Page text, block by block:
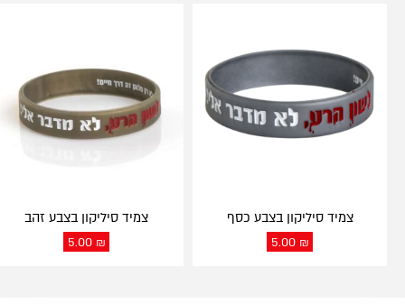
צמיד סיליקון בצבע כסף
5.00 ₪
צמיד סיליקון בצבע זהב
5.00 ₪